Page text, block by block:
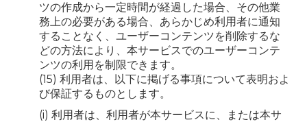
ツの作成から一定時間が経過した場合、その他業
務上の必要がある場合、あらかじめ利用者に通知
することなく、ユーザーコンテンツを削除するな
どの方法により、本サービスでのユーザーコンテ
ンツの利用を制限できます。
(15) 利用者は、以下に掲げる事項について表明およ
び保証するものとします。
(i) 利用者は、利用者が本サービスに、または本サ